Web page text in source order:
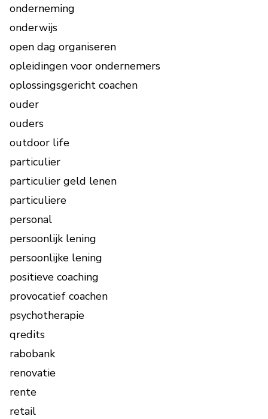
onderneming
onderwijs
open dag organiseren
opleidingen voor ondernemers
oplossingsgericht coachen
ouder
ouders
outdoor life
particulier
particulier geld lenen
particuliere
personal
persoonlijk lening
persoonlijke lening
positieve coaching
provocatief coachen
psychotherapie
qredits
rabobank
renovatie
rente
retail